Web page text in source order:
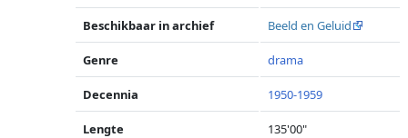
Beschikbaar in archief Beeld en Geluid
Genre drama
Decennia 1950-1959
Lengte 135'00"